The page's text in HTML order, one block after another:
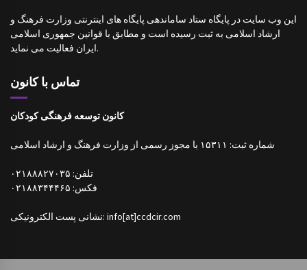
این وب سایت در پایگاه ستاد ساماندهی پایگاه های اینترنتی وزارت فرهنگ و
ارشاد اسلامی به ثبت رسیده است و مطابق با قوانین جمهوری اسلامی
ایران فعالیت می نماید.
تماس با کانون
کانون توسعه فرهنگی کودکان
شماره ثبت: ۱۵۳۱۱ با مجوز رسمی از وزارت فرهنگ و ارشاد اسلامی
تلفن: ۰۲۱۸۸۸۲۷۰۳۵
فکس: ۰۲۱۸۸۳۴۴۴۶۵
نشانی پست الکترونیکی: info[at]ccdcir.com